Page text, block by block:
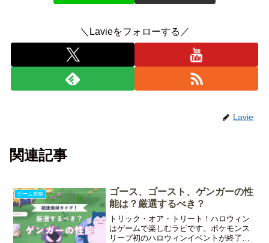
＼Lavieをフォローする／
Lavie
関連記事
ゲーム攻略
ゴース、ゴースト、ゲンガーの性
能は？厳選するべき？
トリック・オア・トリート！ハロウィン
はゲームで楽しむラビです。ポケモンス
リープ初のハロウィンイベントが終了し